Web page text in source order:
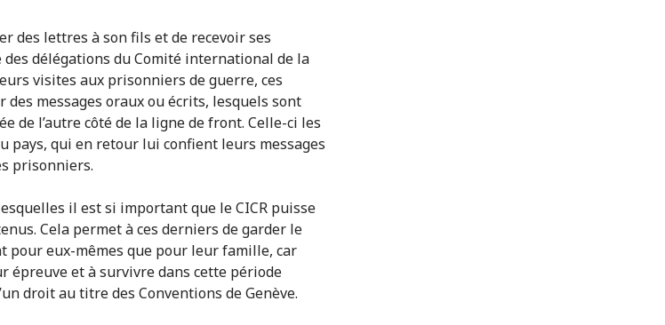
des lettres à son fils et de recevoir ses
délégations du Comité international de la
visites aux prisonniers de guerre, ces
messages oraux ou écrits, lesquels sont
de l’autre côté de la ligne de front. Celle-ci les
pays, qui en retour lui confient leurs messages
prisonniers.
il est si important que le CICR puisse
Cela permet à ces derniers de garder le
pour eux-mêmes que pour leur famille, car
épreuve et à survivre dans cette période
droit au titre des Conventions de Genève.